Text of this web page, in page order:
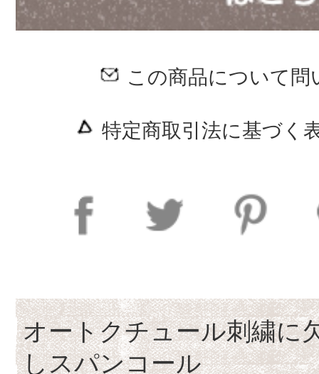
この商品について問
特定商取引法に基づく
オートクチュール刺繍に
しスパンコール